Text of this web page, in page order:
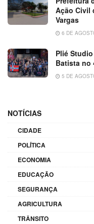
Ação Civil
Vargas
6 DE
Plié
Batista no
5 DE
NOTÍCIAS
CIDADE
POLÍTICA
ECONOMIA
EDUCAÇÃO
SEGURANÇA
AGRICULTURA
TRÂNSITO